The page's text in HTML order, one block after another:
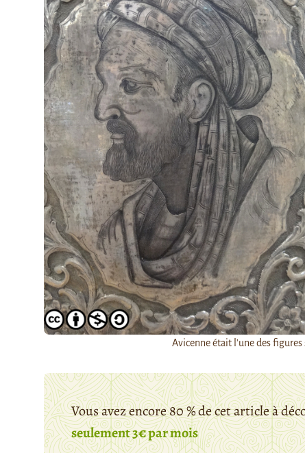
Avicenne était l'une des
Vous avez encore 80 % de cet article à
seulement 3€ par mois